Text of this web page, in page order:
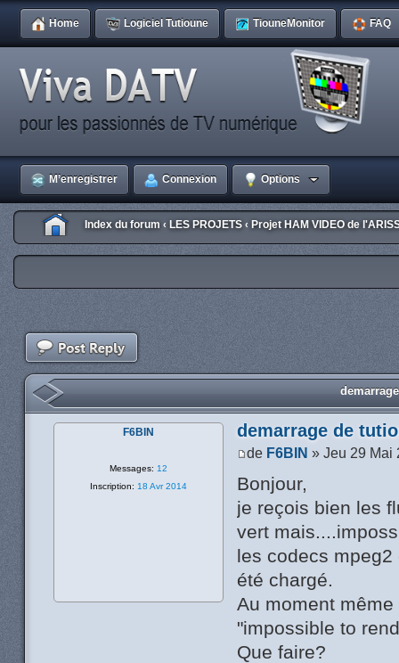
Home Logiciel Tutioune TiouneMonitor FAQ
M’enregistrer Connexion Options
Index du forum ‹ LES PROJETS ‹ Projet HAM VIDEO de
demarrage de
de F6BIN » Jeu 29 Mai
Bonjour,
je reçois bien les
vert
les codecs
été chargé.
Au moment
"impossible to
Que faire?
F6BIN
Messages: 12
Inscription: 18 Avr 2014